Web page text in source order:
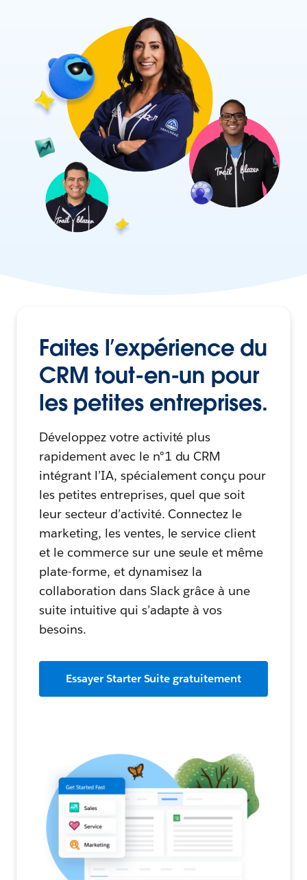
Faites l’expérience du
CRM tout-en-un pour
les petites entreprises.
Développez votre activité plus
rapidement avec le n°1 du CRM
intégrant l’IA, spécialement conçu pour
les petites entreprises, quel que soit
leur secteur d’activité. Connectez le
marketing, les ventes, le service client
et le commerce sur une seule et même
plate-forme, et dynamisez la
collaboration dans Slack grâce à une
suite intuitive qui s’adapte à vos
besoins.
Essayer Starter Suite gratuitement